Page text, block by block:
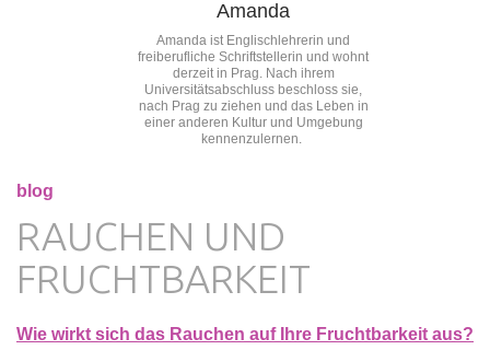
Amanda
Amanda ist Englischlehrerin und
freiberufliche Schriftstellerin und wohnt
derzeit in Prag. Nach ihrem
Universitätsabschluss beschloss sie,
nach Prag zu ziehen und das Leben in
einer anderen Kultur und Umgebung
kennenzulernen.
blog
RAUCHEN UND
FRUCHTBARKEIT
Wie wirkt sich das Rauchen auf Ihre Fruchtbarkeit aus?